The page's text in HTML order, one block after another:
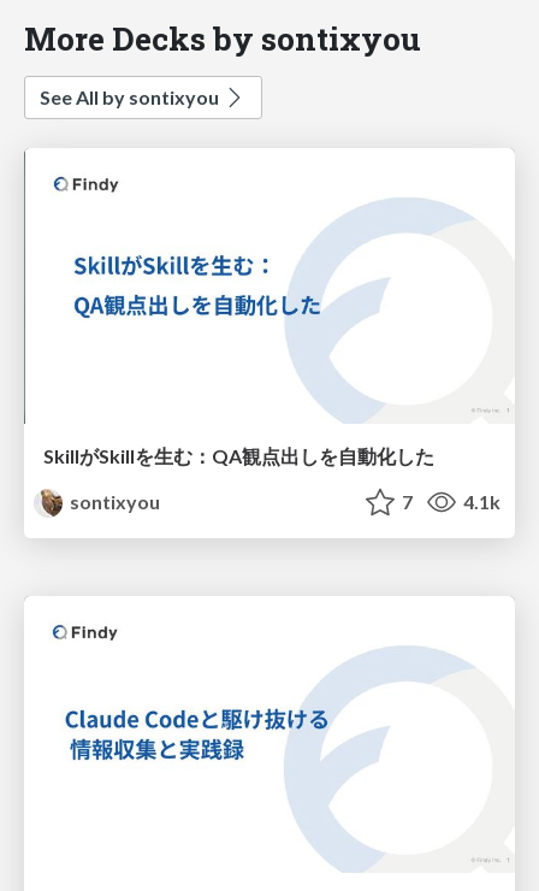
More Decks by sontixyou
See All by sontixyou
SkillがSkillを生む：QA観点出しを自動化した
sontixyou
7 4.1k